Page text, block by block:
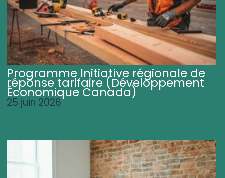
Programme Initiative régionale de
réponse tarifaire (Développement
Économique Canada)
25 juin 2026